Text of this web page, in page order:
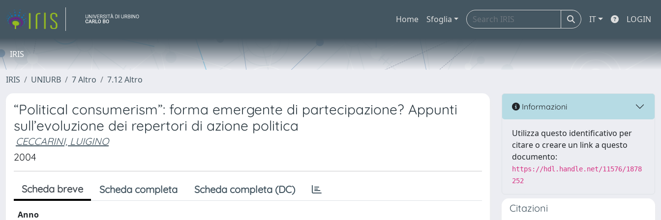
Home Sfoglia IT LOGIN
IRIS
IRIS UNIURB 7 Altro 7.12 Altro
“Political consumerism”: forma emergente di partecipazione? Appunti
sull’evoluzione dei repertori di azione politica
CECCARINI, LUIGINO
2004
Scheda breve Scheda completa Scheda completa (DC)
Anno
Informazioni
Utilizza questo identificativo per
citare o creare un link a questo
documento:
https://hdl.handle.net/11576/1878
252
Citazioni